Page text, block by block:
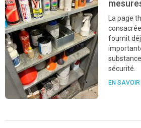
La page
fournit
sécurité.
EN